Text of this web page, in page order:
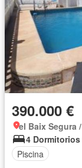
390.000 €
el Baix Segura
4 Dormitorios
Piscina